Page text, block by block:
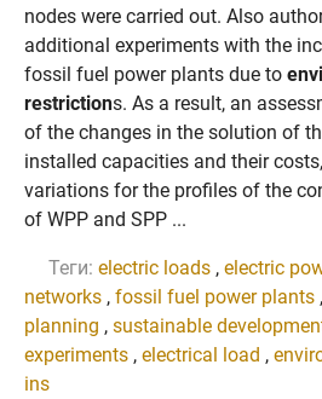
nodes were carried out. Also
additional experiments with the
fossil fuel power plants due to
restrictions. As a result, an
of the changes in the solution of
installed capacities and their
variations for the profiles of the
of WPP and SPP ...
Теги: electric loads , electric
networks , fossil fuel power plants ,
planning , sustainable
experiments , electrical load ,
ins